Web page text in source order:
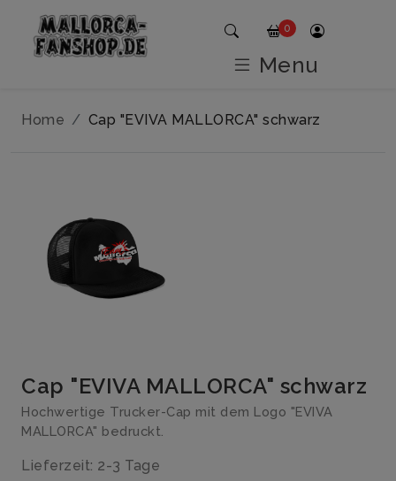
Home Cap "EVIVA MALLORCA" schwarz
Cap "EVIVA MALLORCA" schwarz
Hochwertige Trucker-Cap mit dem Logo "EVIVA
MALLORCA" bedruckt.
Lieferzeit: 2-3 Tage
0
Menu